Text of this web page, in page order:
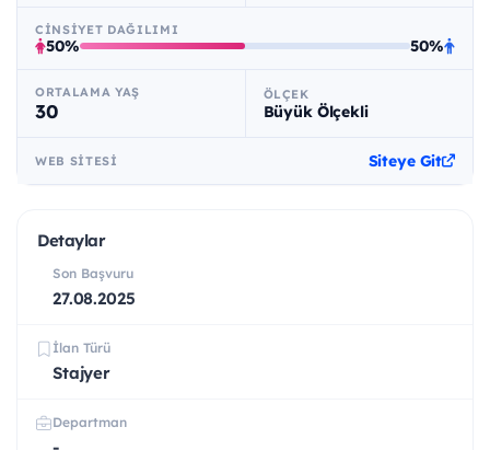
CINSIYET DAĞILIMI
50% 50%
ORTALAMA YAŞ
30
ÖLÇEK
Büyük Ölçekli
WEB SITESI Siteye Git
Detaylar
Son Başvuru
27.08.2025
İlan Türü
Stajyer
Departman